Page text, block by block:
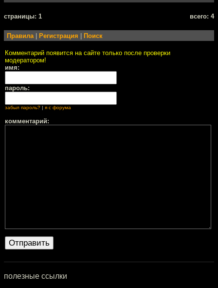
cтраницы: 1 всего: 4
Правила| Регистрация Поиск
Комментарий появится на сайте только после проверки
модератором!
имя:
пароль:
забыл пароль? | я с форума
комментарий:
полезные ссылки